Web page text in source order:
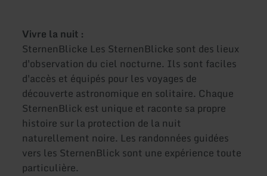
Vivre la nuit :
SternenBlicke Les SternenBlicke sont des lieux
d'observation du ciel nocturne. Ils sont faciles
d'accès et équipés pour les voyages de
découverte astronomique en solitaire. Chaque
SternenBlick est unique et raconte sa propre
histoire sur la protection de la nuit
naturellement noire. Les randonnées guidées
vers les SternenBlick sont une expérience toute
particulière.